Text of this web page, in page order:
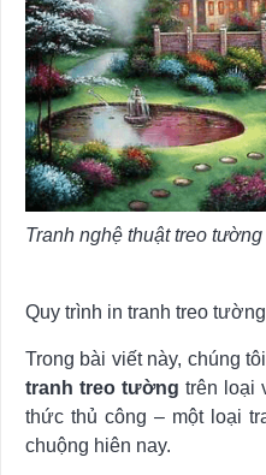
Tranh nghệ thuật treo tường
Quy trình in tranh treo
Trong bài viết này, chúng
tranh treo tường trên loại
thức thủ công – một loại
chuộng hiên nay.